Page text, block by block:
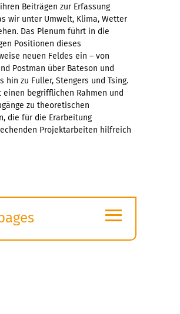
Beiträgen zur Erfassung
wir unter Umwelt, Klima, Wetter
Das Plenum führt in die
Positionen dieses
neuen Feldes ein – von
Postman über Bateson und
hin zu Fuller, Stengers und Tsing.
einen begrifflichen Rahmen und
zu theoretischen
die für die Erarbeitung
Projektarbeiten hilfreich
≡